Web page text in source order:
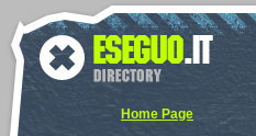
Home Page